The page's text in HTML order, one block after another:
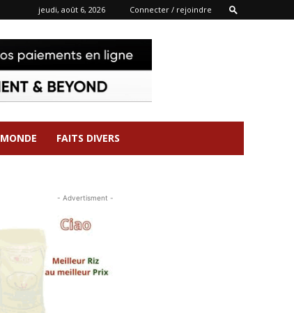
jeudi, août 6, 2026 Connecter / rejoindre
MONDE FAITS DIVERS
- Advertisment -